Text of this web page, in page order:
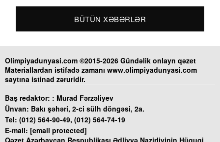
BÜTÜN XƏBƏRLƏR
Olimpiyadunyasi.com ©2015-2026 Gündəlik onlayn qəzet
Materiallardan istifadə zamanı www.olimpiyadunyasi.com
saytına istinad zəruridir.
Baş redaktor: : Murad Fərzəliyev
Ünvan: Bakı şəhəri, 2-ci sülh döngəsi, 2a.
Tel: (012) 564-90-49, (012) 564-74-19
E-mail: [email protected]
Qəzet Azərbaycan Respublikası Ədliyyə Nazirliyinin Hüquqi